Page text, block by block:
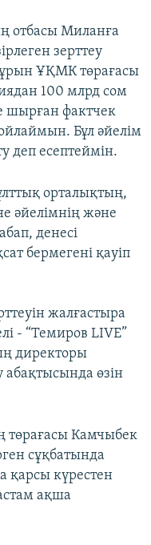
отбасы Миланға
зерттеу
ҰҚМК төрағасы
100 млрд сом
шырған фактчек
Бұл әйелім
деп есептеймін.
орталықтың,
әйелімнің және
денесі
бермегені қауіп
жалғастыра
- “Темиров LIVE”
директоры
өзін
төрағасы Камчыбек
сұқбатында
күрестен
ақша